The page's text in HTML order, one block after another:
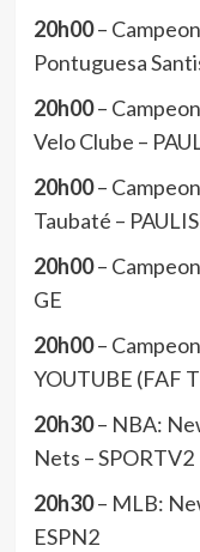
20h00–
Pontuguesa
20h00–
Velo Clube –
20h00–
Taubaté –
20h00–
GE
20h00–
YOUTUBE (FAF
20h30– NBA:
Nets – SPORTV2
20h30– MLB:
ESPN2